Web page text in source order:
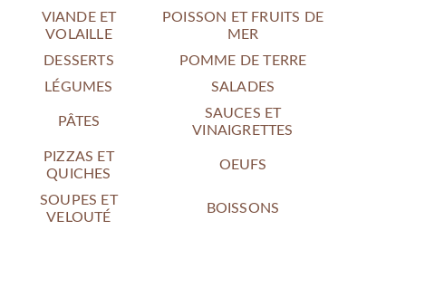
VIANDE ET
VOLAILLE
POISSON ET FRUITS DE
MER
DESSERTS
POMME DE TERRE
LÉGUMES
SALADES
PÂTES
SAUCES ET
VINAIGRETTES
PIZZAS ET
QUICHES
OEUFS
SOUPES ET
VELOUTÉ
BOISSONS